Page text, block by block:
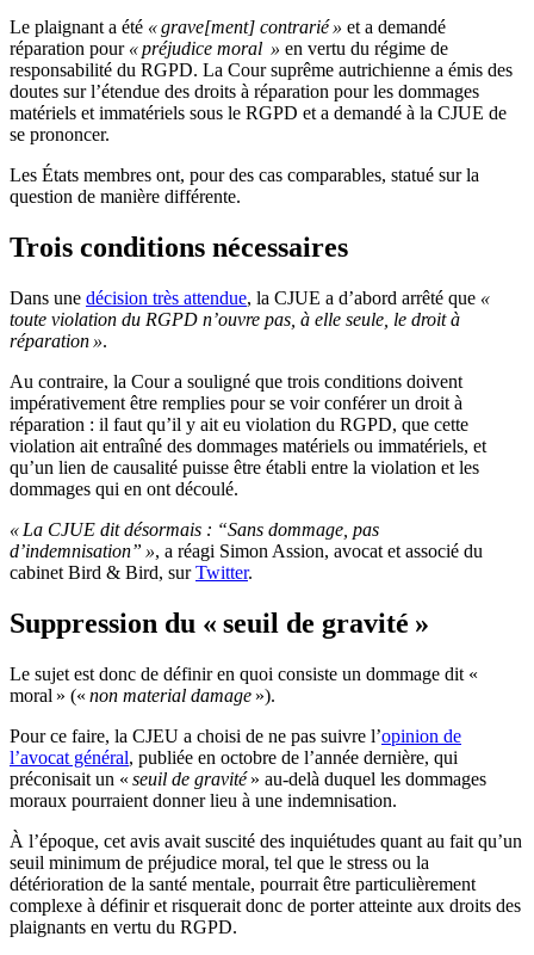
Le plaignant a été « grave[ment] contrarié » et a demandé
réparation pour « préjudice moral » en vertu du régime de
responsabilité du RGPD. La Cour suprême autrichienne a émis des
doutes sur l’étendue des droits à réparation pour les dommages
matériels et immatériels sous le RGPD et a demandé à la CJUE de
se prononcer.
Les États membres ont, pour des cas comparables, statué sur la
question de manière différente.
Trois conditions nécessaires
Dans une décision très attendue, la CJUE a d’abord arrêté que «
toute violation du RGPD n’ouvre pas, à elle seule, le droit à
réparation ».
Au contraire, la Cour a souligné que trois conditions doivent
impérativement être remplies pour se voir conférer un droit à
réparation : il faut qu’il y ait eu violation du RGPD, que cette
violation ait entraîné des dommages matériels ou immatériels, et
qu’un lien de causalité puisse être établi entre la violation et les
dommages qui en ont découlé.
« La CJUE dit désormais : “Sans dommage, pas
d’indemnisation” », a réagi Simon Assion, avocat et associé du
cabinet Bird & Bird, surTwitter.
Suppression du « seuil de gravité »
Le sujet est donc de définir en quoi consiste un dommage dit «
moral » (« non material damage »).
Pour ce faire, la CJEU a choisi de ne pas suivre l’opinion de
l’avocat général, publiée en octobre de l’année dernière, qui
préconisait un « seuil de gravité» au-delà duquel les dommages
moraux pourraient donner lieu à une indemnisation.
À l’époque, cet avis avait suscité des inquiétudes quant au fait qu’un
seuil minimum de préjudice moral, tel que le stress ou la
détérioration de la santé mentale, pourrait être particulièrement
complexe à définir et risquerait donc de porter atteinte aux droits des
plaignants en vertu du RGPD.